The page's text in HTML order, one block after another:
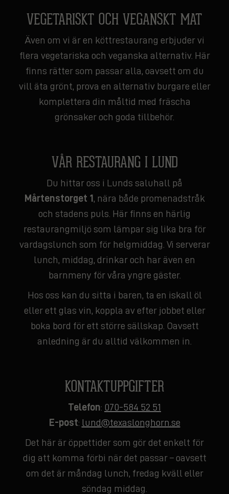
VEGETARISKT OCH VEGANSKT MAT
Även om vi är en köttrestaurang erbjuder vi
flera vegetariska och veganska alternativ. Här
finns rätter som passar alla, oavsett om du
vill äta grönt, prova en alternativ burgare eller
komplettera din måltid med fräscha
grönsaker och goda tillbehör.
VÅR RESTAURANG I LUND
Du hittar oss i Lunds saluhall på
Mårtenstorget 1 , nära både promenadstråk
och stadens puls. Här finns en härlig
restaurangmiljö som lämpar sig lika bra för
vardagslunch som för helgmiddag. Vi serverar
lunch, middag, drinkar och har även en
barnmeny för våra yngre gäster.
Hos oss kan du sitta i baren, ta en iskall öl
eller ett glas vin, koppla av efter jobbet eller
boka bord för ett större sällskap. Oavsett
anledning är du alltid välkommen in.
KONTAKTUPPGIFTER
Telefon: 070-584 52 51
E-post: lund@texaslonghorn.se
Det här är öppettider som gör det enkelt för
dig att komma förbi när det passar – oavsett
om det är måndag lunch, fredag kväll eller
söndag middag.